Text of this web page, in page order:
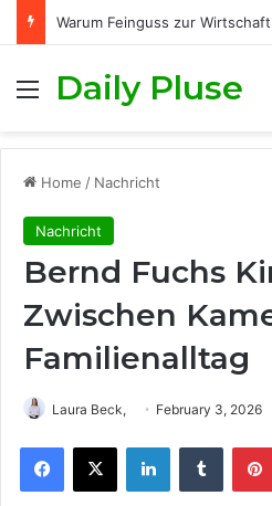
Menu
Daily Pluse
Home / Nachricht
Nachricht
Bernd Fuchs
Zwischen
Familienalltag
Laura Beck, February 3, 2026